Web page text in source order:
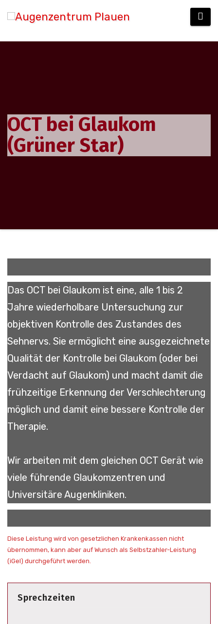
Inhalt
OCT bei Glaukom
(Grüner Star)
Das OCT bei Glaukom ist eine, alle 1 bis 2
Jahre wiederholbare Untersuchung zur
objektiven Kontrolle des Zustandes des
Sehnervs. Sie ermöglicht eine ausgezeichnete
Qualität der Kontrolle bei Glaukom (oder bei
Verdacht auf Glaukom) und macht damit die
frühzeitige Erkennung der Verschlechterung
möglich und damit eine bessere Kontrolle der
Therapie.
Wir arbeiten mit dem gleichen OCT Gerät wie
viele führende Glaukomzentren und
Universitäre Augenkliniken.
Diese Leistung wird von gesetzlichen Krankenkassen nicht
übernommen, kann aber auf Wunsch als Selbstzahler-Leistung
(iGel) durchgeführt werden.
Sprechzeiten